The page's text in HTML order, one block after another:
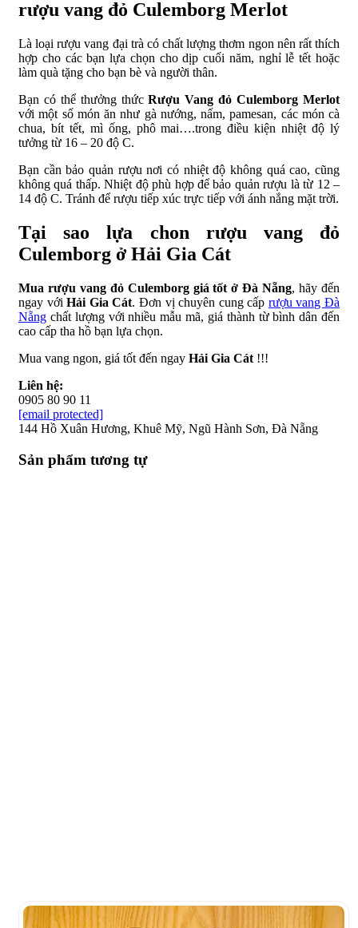
rượu vang đỏ Culemborg Merlot
Là loại rượu vang đại trà có chất lượng thơm ngon nên rất thích
hợp cho các bạn lựa chọn cho dịp cuối năm, nghỉ lễ tết hoặc
làm quà tặng cho bạn bè và người thân.
Bạn có thể thưởng thứcRượu Vang đỏ Culemborg Merlot
với một số món ăn như gà nướng, nấm, pamesan, các món cà
chua, bít tết, mì ống, phô mai….trong điều kiện nhiệt độ lý
tưởng từ 16 – 20 độ C.
Bạn cần bảo quản rượu nơi có nhiệt độ không quá cao, cũng
không quá thấp. Nhiệt độ phù hợp để bảo quản rượu là từ 12 –
14 độ C. Tránh để rượu tiếp xúc trực tiếp với ánh nắng mặt trời.
Tại sao lựa chon rượu vang đỏ
Culemborg ở Hải Gia Cát
Mua rượu vang đỏ Culemborg giá tốt ở Đà Nẵng, hãy đến
ngay vớiHải Gia Cát. Đơn vị chuyên cung cấp rượu vang Đà
Nẵng chất lượng với nhiều mẫu mã, giá thành từ bình dân đến
cao cấp tha hồ bạn lựa chọn.
Mua vang ngon, giá tốt đến ngay Hải Gia Cát !!!
Liên hệ:
0905 80 90 11
[email protected]
144 Hồ Xuân Hương, Khuê Mỹ, Ngũ Hành Sơn, Đà Nẵng
Sản phẩm tương tự